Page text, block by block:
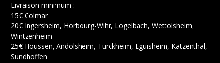
Livraison minimum :
15€ Colmar
20€ Ingersheim, Horbourg-Wihr, Logelbach, Wettolsheim,
Wintzenheim
25€ Houssen, Andolsheim, Turckheim, Eguisheim, Katzenthal,
Sundhoffen